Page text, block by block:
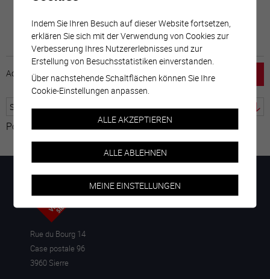
Accueil horaire emploi Mentions légales
Powered by Google Übersetzer
Rue du Bourg 14
Case postale 96
3960 Sierre
Indem Sie Ihren Besuch auf dieser Website fortsetzen,
erklären Sie sich mit der Verwendung von Cookies zur
Verbesserung Ihres Nutzererlebnisses und zur
Erstellung von Besuchsstatistiken einverstanden.
Über nachstehende Schaltflächen können Sie Ihre
Cookie-Einstellungen anpassen.
ALLE AKZEPTIEREN
ALLE ABLEHNEN
MEINE EINSTELLUNGEN